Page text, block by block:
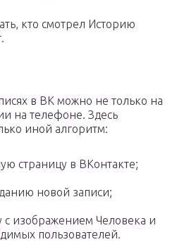
кто смотрел Историю
в ВК можно не только на
на телефоне. Здесь
иной алгоритм:
страницу в ВКонтакте;
новой записи;
с изображением Человека и
пользователей.